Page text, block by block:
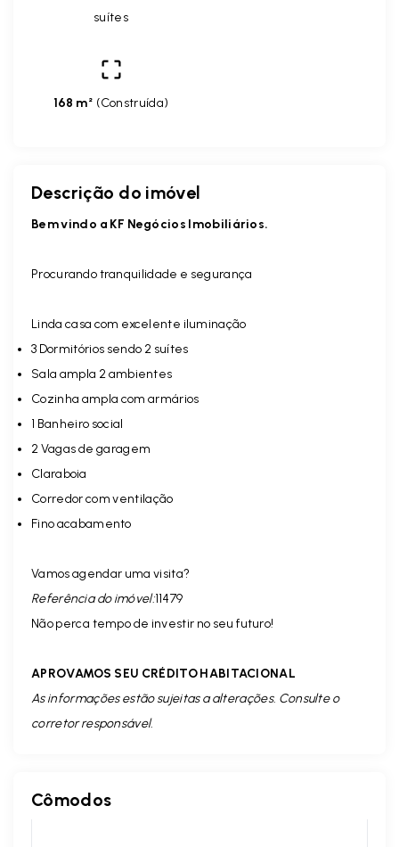
suítes
168 m² (Construída)
Descrição do imóvel
Bem vindo a KF Negócios Imobiliários.
Procurando tranquilidade e segurança
Linda casa com excelente iluminação
3 Dormitórios sendo 2 suítes
Sala ampla 2 ambientes
Cozinha ampla com armários
1 Banheiro social
2 Vagas de garagem
Claraboia
Corredor com ventilação
Fino acabamento
Vamos agendar uma visita?
Referência do imóvel:11479
Não perca tempo de investir no seu futuro!
APROVAMOS SEU CRÉDITO HABITACIONAL
As informações estão sujeitas a alterações. Consulte o
corretor responsável.
Cômodos